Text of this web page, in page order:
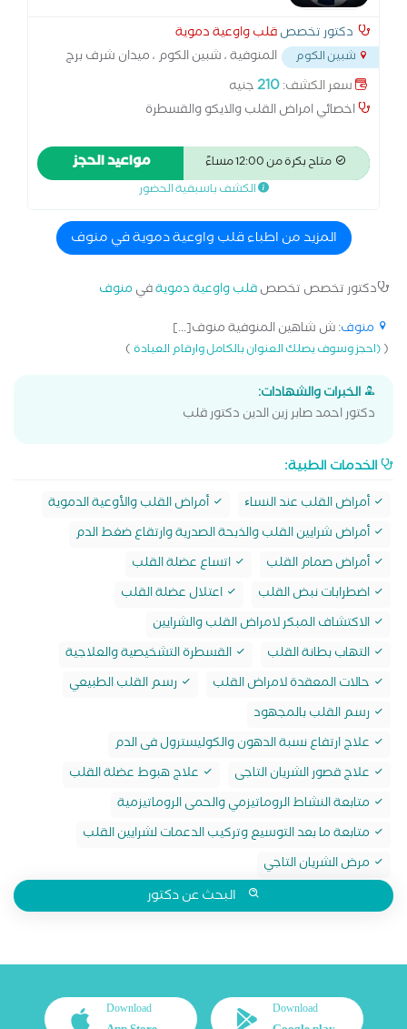
دكتور تخصصقلب واوعية دموية
شبين الكوم
المنوفية ، شبين الكوم ، ميدان شرف برج
الكوثر...
سعر الكشف:210جنيه
اخصائي امراض القلب والايكو والقسطرة
متاح بكرة من 12:00 مساءً مواعيد الحجز
الكشف باسبقية الحضور
المزيد من اطباء قلب واوعية دموية في منوف
دكتور تخصص تخصصقلب واوعية دمويةفي منوف
منوف: ش شاهين المنوفية منوف[...]
((احجز وسوف يصلك العنوان بالكامل وارقام العيادة)
الخبرات والشهادات:
دكتور احمد صابر زين الدين دكتور قلب
الخدمات الطبية:
أمراض القلب عند النساﺀ
أمراض القلب والأوعية الدموية
أمراض شرايين القلب والذبحة الصدرية وارتقاع ضغط الدم
أمراض صمام القلب
اتساع عضلة القلب
اضطرابات نبض القلب
اعتلال عضلة القلب
الاكتشاف المبكر لامراض القلب والشرايين
التهاب بطانة القلب
القسطرة التشخيصية والعلاجية
حالات المعقدة لامراض القلب
رسم القلب الطبيعي
رسم القلب بالمجهود
علاج ارتفاع نسبة الدهون والكوليسترول فى الدم
علاج قصور الشريان التاجى
علاج هبوط عضلة القلب
متابعة النشاط الروماتيزمي والحمى الروماتيزمية
متابعة ما بعد التوسيع وتركيب الدعمات لشرايين القلب
مرض الشريان التاجي
البحث عن دكتور
Download
Download